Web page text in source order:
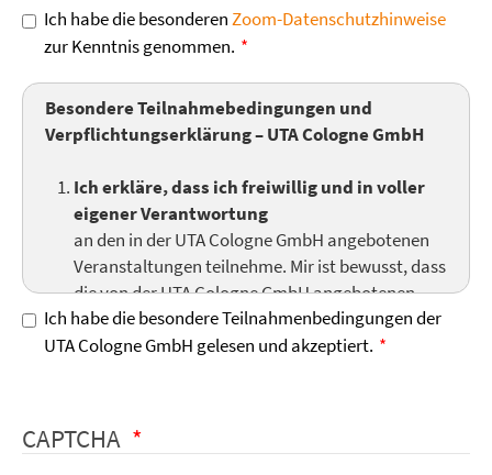
Ich habe die besonderenZoom-Datenschutzhinweise
zur Kenntnis genommen.
Besondere Teilnahmebedingungen und
Verpflichtungserklärung – UTA Cologne GmbH
Ich erkläre, dass ich freiwillig und in voller
eigener Verantwortung
an den in der UTA Cologne GmbH angebotenen
Veranstaltungen teilnehme. Mir ist bewusst, dass
die von der UTA Cologne GmbH angebotenen
Seminare und Einzelsitzungen keine ärztliche
Hilfe im klassischen medizinischen Sinne sind,
verpflichte mich, die Regeln und Anweisungen
der Seminarleitung und des Hauses zu
Ich habe die besondere Teilnahmenbedingungen der
UTA Cologne GmbH gelesen und akzeptiert.
CAPTCHA